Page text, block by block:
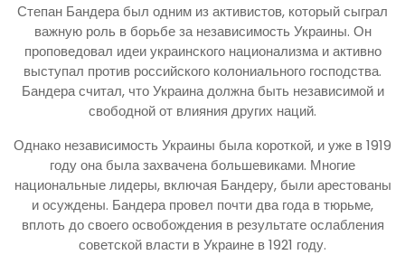
Степан Бандера был одним из активистов, который сыграл
важную роль в борьбе за независимость Украины. Он
проповедовал идеи украинского национализма и активно
выступал против российского колониального господства.
Бандера считал, что Украина должна быть независимой и
свободной от влияния других наций.
Однако независимость Украины была короткой, и уже в 1919
году она была захвачена большевиками. Многие
национальные лидеры, включая Бандеру, были арестованы
и осуждены. Бандера провел почти два года в тюрьме,
вплоть до своего освобождения в результате ослабления
советской власти в Украине в 1921 году.